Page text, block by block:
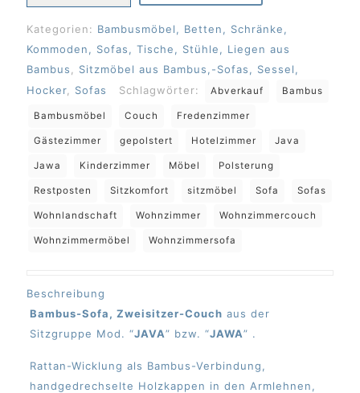
Couch
Mod.
"JAVA"
Menge
Kategorien: Bambusmöbel, Betten, Schränke,
Kommoden, Sofas, Tische, Stühle, Liegen aus
Bambus
Sitzmöbel aus Bambus,-Sofas, Sessel,
Hocker
Sofas Schlagwörter: Abverkauf Bambus
Bambusmöbel Couch Fredenzimmer
Gästezimmer gepolstert Hotelzimmer Java
Jawa Kinderzimmer Möbel Polsterung
Restposten Sitzkomfort sitzmöbel Sofa Sofas
Wohnlandschaft Wohnzimmer Wohnzimmercouch
Wohnzimmermöbel Wohnzimmersofa
Beschreibung
Bambus-Sofa, Zweisitzer-Couch aus der
Sitzgruppe Mod. “JAVA” bzw. “JAWA” .
Rattan-Wicklung als Bambus-Verbindung,
handgedrechselte Holzkappen in den Armlehnen,